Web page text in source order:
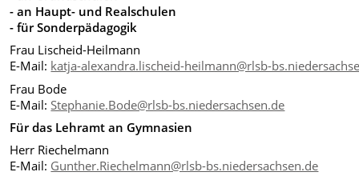
- an Haupt- und Realschulen
- für Sonderpädagogik
Frau Lischeid-Heilmann
E-Mail: katja-alexandra.lischeid-heilmann@rlsb-
Frau Bode
E-Mail:Stephanie.Bode@rlsb-bs.niedersachsen.de
Für das Lehramt an Gymnasien
Herr Riechelmann
E-Mail: Gunther.Riechelmann@rlsb-bs.niedersachsen.de